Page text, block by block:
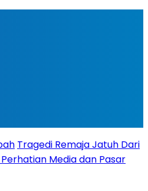
Tragedi Remaja Jatuh Dari
Media dan Pasar